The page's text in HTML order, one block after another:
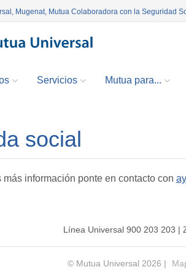
Mugenat, Mutua Colaboradora con la Seguridad
Servicios Mutua para...
social
más información ponte en contacto con
Línea Universal 900 203 203 |
© Mutua Universal 2026 |